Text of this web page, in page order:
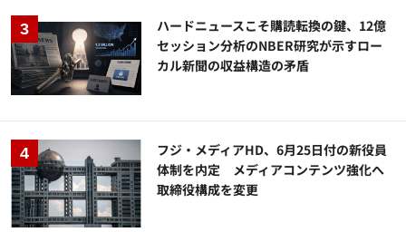
ハードニュースこそ購読転換の鍵、12億
セッション分析のNBER研究が示すロー
カル新聞の収益構造の矛盾
フジ・メディアHD、6月25日付の新役員
体制を内定 メディアコンテンツ強化へ
取締役構成を変更